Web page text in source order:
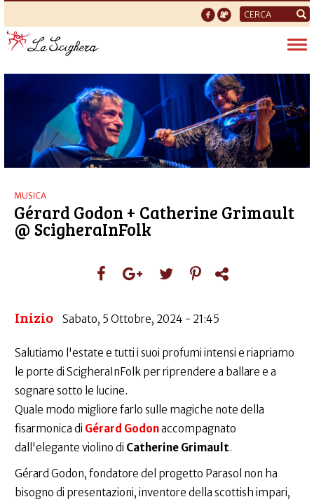
Form
di
ricerca
MUSICA
Gérard Godon + Catherine Grimault
@ ScigheraInFolk
Inizio Sabato, 5 Ottobre, 2024 - 21:45
Salutiamo l'estate e tutti i suoi profumi intensi e riapriamo
le porte di ScigheraInFolk per riprendere a ballare e a
sognare sotto le lucine.
Quale modo migliore farlo sulle magiche note della
fisarmonica di Gérard Godonaccompagnato
dall'elegante violino di Catherine Grimault.
Gérard Godon, fondatore del progetto Parasol non ha
bisogno di presentazioni, inventore della scottish impari,